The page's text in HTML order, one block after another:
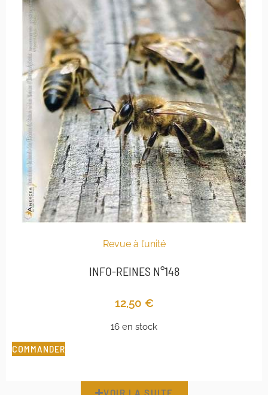
Revue à l’unité
INFO-REINES N°148
12,50 €
16 en stock
COMMANDER
VOIR LA SUITE